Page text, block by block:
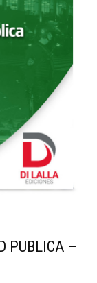
PUBLICA –